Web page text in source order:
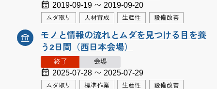
2019-09-19 〜 2019-09-20
ムダ取り 人材育成 生産性 設備改善
モノと情報の流れとムダを見つける目を養
う2日間（西日本会場）
終了 会場
2025-07-28 〜 2025-07-29
ムダ取り 標準作業 生産性 設備改善